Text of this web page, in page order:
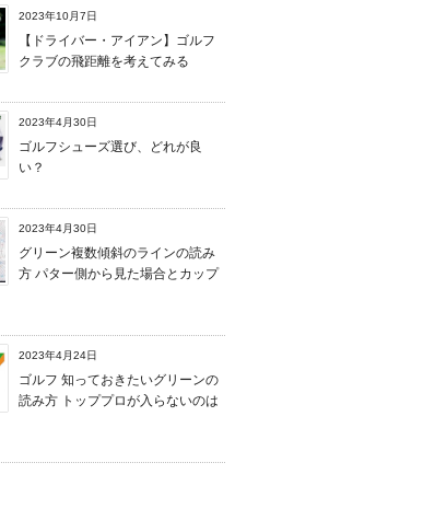
2023年10月7日
【ドライバー・アイアン】ゴルフ
クラブの飛距離を考えてみる
2023年4月30日
ゴルフシューズ選び、どれが良
い？
2023年4月30日
グリーン複数傾斜のラインの読み
方 パター側から見た場合とカップ
2023年4月24日
ゴルフ 知っておきたいグリーンの
読み方 トッププロが入らないのは